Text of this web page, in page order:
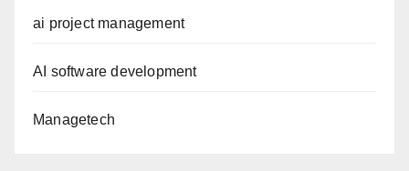
ai project management
AI software development
Managetech